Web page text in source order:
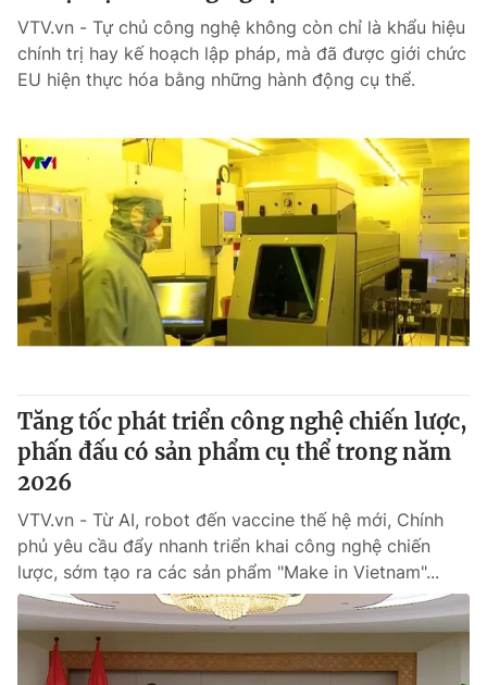
VTV.vn - Tự chủ công nghệ không còn chỉ là khẩu hiệu
chính trị hay kế hoạch lập pháp, mà đã được giới chức
EU hiện thực hóa bằng những hành động cụ thể.
Tăng tốc phát triển công nghệ chiến lược,
phấn đấu có sản phẩm cụ thể trong năm
2026
VTV.vn - Từ AI, robot đến vaccine thế hệ mới, Chính
phủ yêu cầu đẩy nhanh triển khai công nghệ chiến
lược, sớm tạo ra các sản phẩm "Make in Vietnam"...